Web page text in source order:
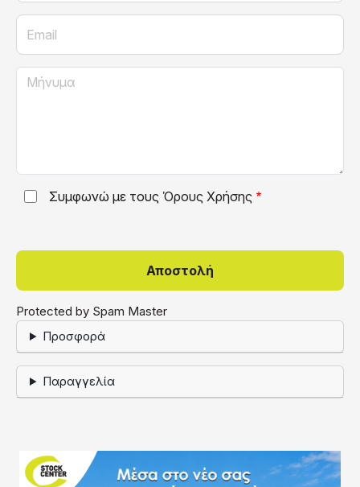
Email
Μήνυμα
Συμφωνώ με τους Όρους Χρήσης
Protected by Spam Master
Προσφορά
Παραγγελία